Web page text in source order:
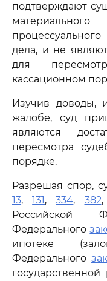
подтверждают
дела, и не
для
кассационном
Изучив доводы,
жалобе, суд
являются
пересмотра
порядке.
Разрешая спор,
13,131,334, 382,
Российской
Федерального
ипотеке
Федерального